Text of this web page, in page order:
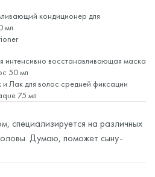
частицы и в то же время
и
внимание, что товар
помпы.
силы кожи головы.
кожи головы и
покраснения и зуд.
растворяет стойкие частицы
антибактериальное и
мгновенно и надолго снимает
кожи головы, имеет
и обеспечивает ощущение
кожу головы, оказывает
действие на
кожи головы, нормализует
с использованием Purifying
нанести
кондиционер для
мл
интенсивно восстанавливающая маска
50 мл
и Лак для волос средней фиксации
75 мл
специализируется на различных
Думаю, поможет сыну-